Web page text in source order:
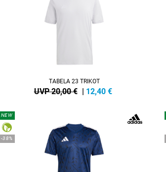
TABELA 23 TRIKOT
UVP 20,00 € | 12,40 €
NEW
-38%